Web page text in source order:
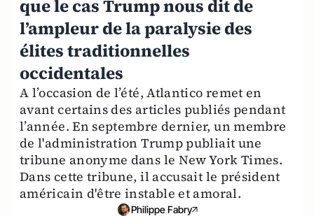
que le cas Trump nous dit de
l’ampleur de la paralysie des
élites traditionnelles
occidentales
A l’occasion de l’été, Atlantico remet en
avant certains des articles publiés pendant
l’année. En septembre dernier, un membre
de l'administration Trump publiait une
tribune anonyme dans le New York Times.
Dans cette tribune, il accusait le président
américain d'être instable et amoral.
Philippe Fabry